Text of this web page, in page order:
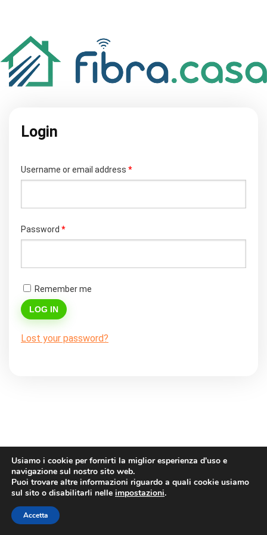
Login
Username or email address *Required
Password *Required
Remember me
LOG IN
Lost your password?
Usiamo i cookie per fornirti la miglior esperienza d'uso e
navigazione sul nostro sito web.
Puoi trovare altre informazioni riguardo a quali cookie usiamo
sul sito o disabilitarli nelle impostazioni.
Accetta